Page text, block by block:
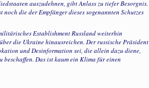
auszudehnen, gibt Anlass zu tiefer Besorgnis.
die der Empfänger dieses sogenannten Schutzes
Establishment Russland weiterhin
die Ukraine hinausreichen. Der russische Präsident
und Desinformation sei, die allein dazu diene,
beschaffen. Das ist kaum ein Klima für einen